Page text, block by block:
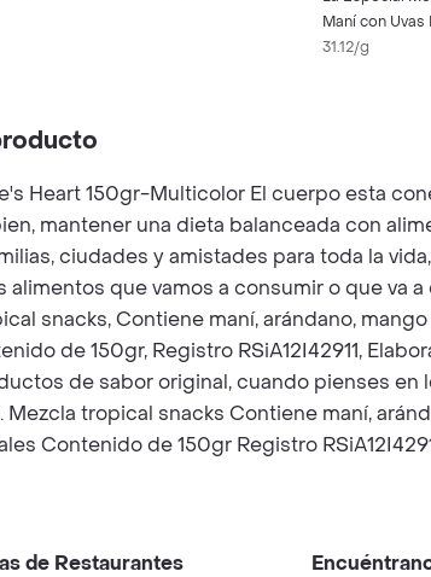
Maní con Uvas
31.12/g
Heart 150gr-Multicolor El cuerpo esta
mantener una dieta balanceada con
ciudades y amistades para toda la
alimentos que vamos a consumir o que va
snacks, Contiene maní, arándano,
de 150gr, Registro RSiA12I42911,
de sabor original, cuando pienses
tropical snacks Contiene maní,
Contenido de 150gr Registro
de Restaurantes